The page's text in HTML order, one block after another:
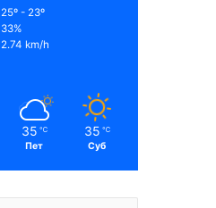
25º - 23º
33%
2.74 km/h
35 ℃
Пет
35 ℃
Суб